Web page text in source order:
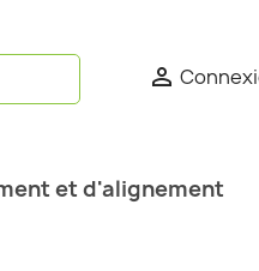

et d'alignement